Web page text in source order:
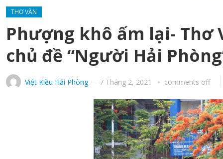
THƠ VĂN
Phượng khô ấm lại- Thơ
chủ đề “Người Hải
Việt Kiều Hải Phòng— 7 Tháng 2, 2021 comments off